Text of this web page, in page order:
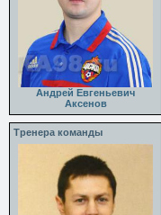
Андрей Евгеньевич
Аксенов
Тренера команды